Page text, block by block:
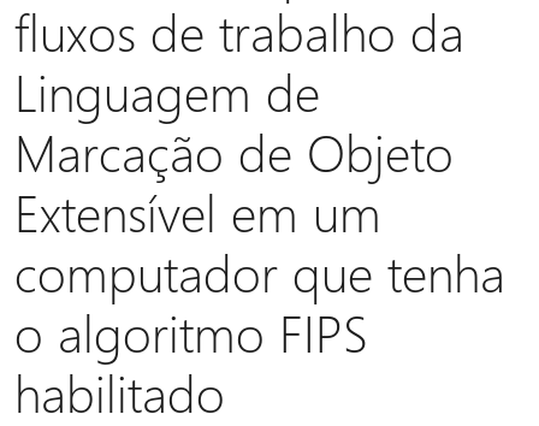
fluxos de trabalho da
Linguagem de
Marcação de Objeto
Extensível em um
computador que tenha
o algoritmo FIPS
habilitado